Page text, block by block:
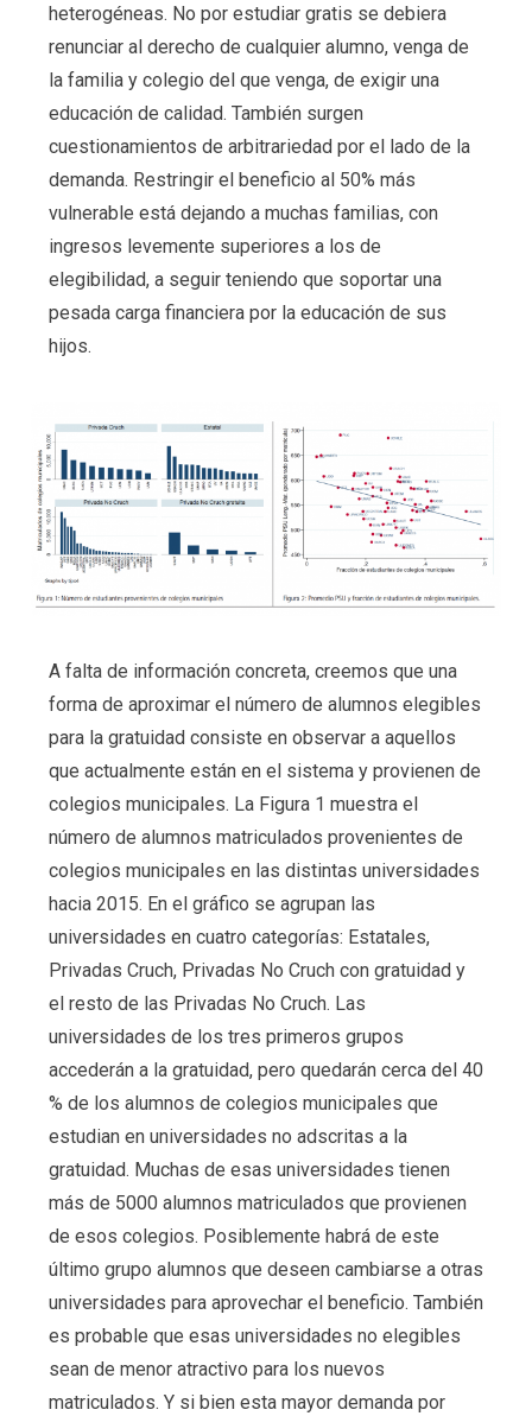
heterogéneas. No por estudiar gratis se debiera
renunciar al derecho de cualquier alumno, venga de
la familia y colegio del que venga, de exigir una
educación de calidad. También surgen
cuestionamientos de arbitrariedad por el lado de la
demanda. Restringir el beneficio al 50% más
vulnerable está dejando a muchas familias, con
ingresos levemente superiores a los de
elegibilidad, a seguir teniendo que soportar una
pesada carga financiera por la educación de sus
hijos.
A falta de información concreta, creemos que una
forma de aproximar el número de alumnos elegibles
para la gratuidad consiste en observar a aquellos
que actualmente están en el sistema y provienen de
colegios municipales. La Figura 1 muestra el
número de alumnos matriculados provenientes de
colegios municipales en las distintas universidades
hacia 2015. En el gráfico se agrupan las
universidades en cuatro categorías: Estatales,
Privadas Cruch, Privadas No Cruch con gratuidad y
el resto de las Privadas No Cruch. Las
universidades de los tres primeros grupos
accederán a la gratuidad, pero quedarán cerca del 40
% de los alumnos de colegios municipales que
estudian en universidades no adscritas a la
gratuidad. Muchas de esas universidades tienen
más de 5000 alumnos matriculados que provienen
de esos colegios. Posiblemente habrá de este
último grupo alumnos que deseen cambiarse a otras
universidades para aprovechar el beneficio. También
es probable que esas universidades no elegibles
sean de menor atractivo para los nuevos
matriculados. Y si bien esta mayor demanda por